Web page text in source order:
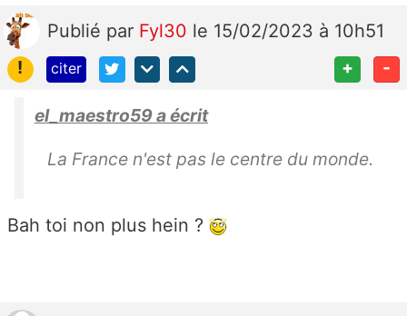
Publié par Fyl30 le 15/02/2023 à 10h51
!
citer + -
el_maestro59 a écrit
La France n'est pas le centre du monde.
Bah toi non plus hein ?